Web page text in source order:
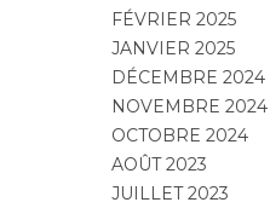
FÉVRIER 2025
JANVIER 2025
DÉCEMBRE 2024
NOVEMBRE 2024
OCTOBRE 2024
AOÛT 2023
JUILLET 2023